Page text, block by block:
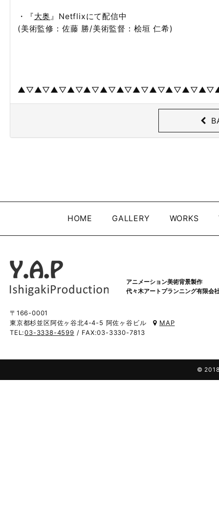
・『大奥 』Netflixにて配信中
(美術監修：佐藤 勝/美術監督：桧垣 仁希)
HOME GALLERY WORKS
アニメーション美術背景製作
代々木アートプランニング有限会
〒166-0001
東京都杉並区阿佐ヶ谷北4-4-5 阿佐ヶ谷ビル
MAP
TEL:03-3338-4599 / FAX:03-3330-7813
© 2018